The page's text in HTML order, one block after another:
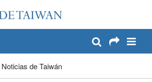
Noticias de Taiwán